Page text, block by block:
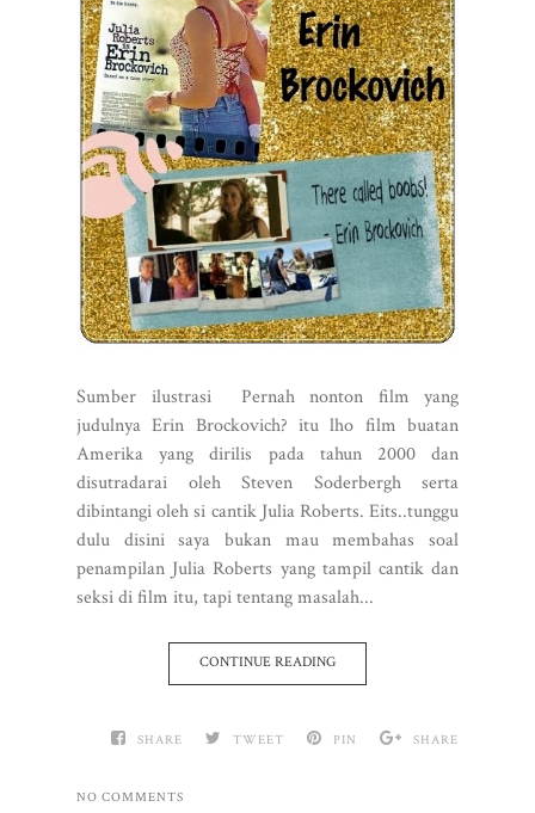
Sumber ilustrasi Pernah nonton film yang
judulnya Erin Brockovich? itu lho film buatan
Amerika yang dirilis pada tahun 2000 dan
disutradarai oleh Steven Soderbergh serta
dibintangi oleh si cantik Julia Roberts. Eits..tunggu
dulu disini saya bukan mau membahas soal
penampilan Julia Roberts yang tampil cantik dan
seksi di film itu, tapi tentang masalah...
CONTINUE READING
SHARE TWEET PIN SHARE
NO COMMENTS